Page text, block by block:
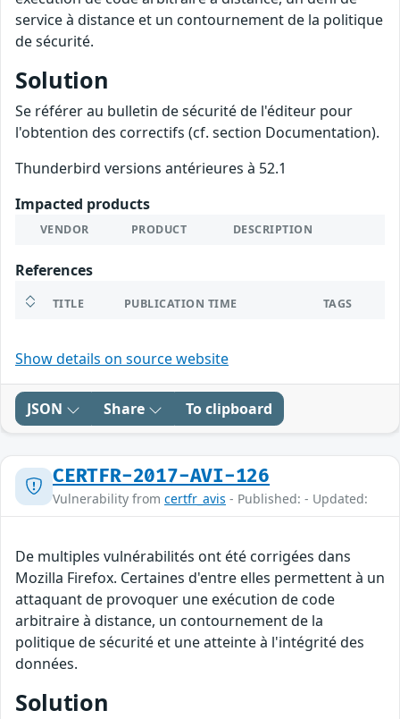
service à distance et un contournement de la politique
de sécurité.
Solution
Se référer au bulletin de sécurité de l'éditeur pour
l'obtention des correctifs (cf. section Documentation).
Thunderbird versions antérieures à 52.1
Impacted products
VENDOR PRODUCT DESCRIPTION
References
TITLE PUBLICATION TIME TAGS
Show details on source website
JSON Share To clipboard
CERTFR-2017-AVI-126
Vulnerability from certfr_avis - Published: - Updated:
De multiples vulnérabilités ont été corrigées dans
Mozilla Firefox. Certaines d'entre elles permettent à un
attaquant de provoquer une exécution de code
arbitraire à distance, un contournement de la
politique de sécurité et une atteinte à l'intégrité des
données.
Solution